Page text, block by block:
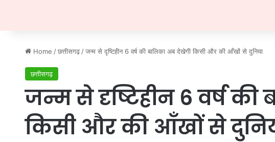
Home / छत्तीसगढ़ / जन्म से दृष्टिहीन 6 वर्ष की बालिका अब देखेगी किसी और की आँखों से दुनिया
छत्तीसगढ़
जन्म से दृष्टिहीन 6 वर्ष
किसी और की आँखों से